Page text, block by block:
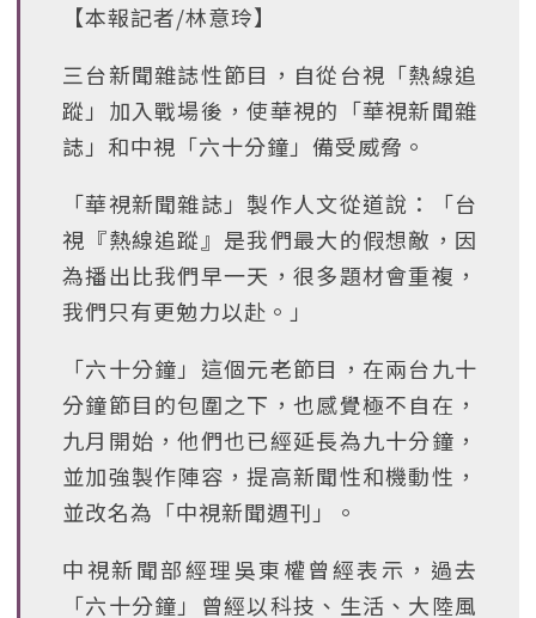
【本報記者/林意玲】
三台新聞雜誌性節目，自從台視「熱線追
蹤」加入戰場後，使華視的「華視新聞雜
誌」和中視「六十分鐘」備受威脅。
「華視新聞雜誌」製作人文從道說：「台
視『熱線追蹤』是我們最大的假想敵，因
為播出比我們早一天，很多題材會重複，
我們只有更勉力以赴。」
「六十分鐘」這個元老節目，在兩台九十
分鐘節目的包圍之下，也感覺極不自在，
九月開始，他們也已經延長為九十分鐘，
並加強製作陣容，提高新聞性和機動性，
並改名為「中視新聞週刊」。
中視新聞部經理吳東權曾經表示，過去
「六十分鐘」曾經以科技、生活、大陸風